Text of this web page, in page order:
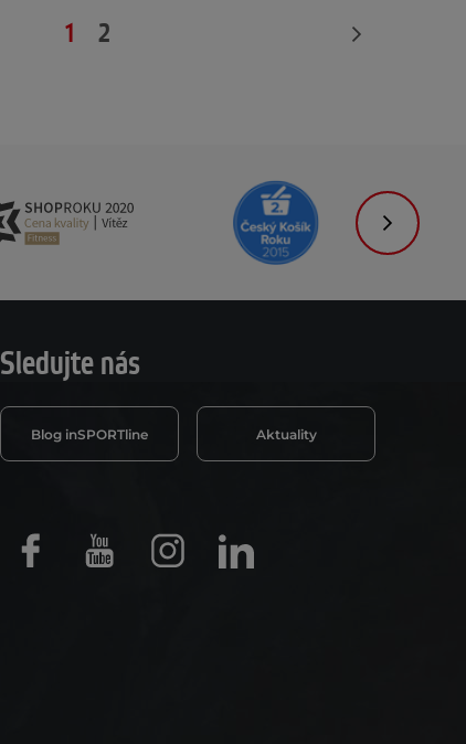
1 2
Sledujte nás
Blog inSPORTline Aktuality
FacebookYoutube InstagramLinkedIn